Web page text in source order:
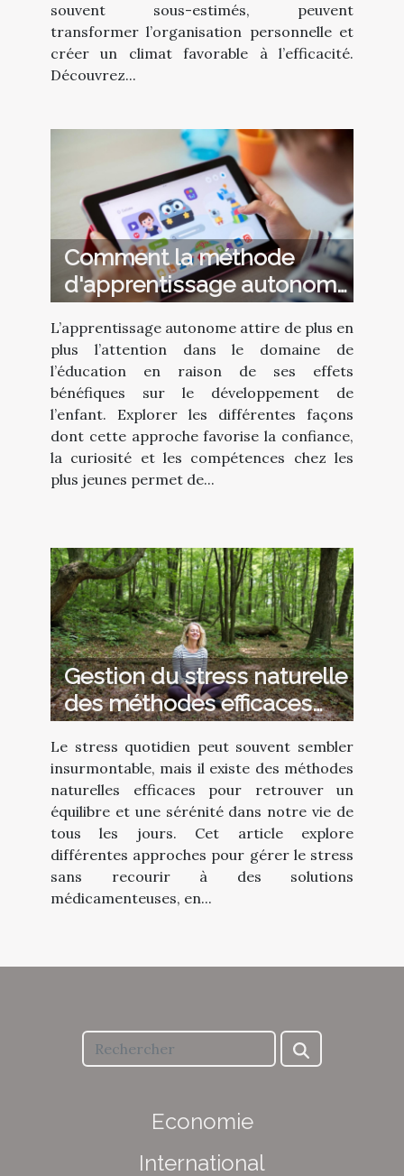
souvent sous-estimés, peuvent
transformer l’organisation personnelle et
créer un climat favorable à l’efficacité.
Découvrez...
Comment la méthode
d'apprentissage autonome
favorise-t-elle le
développement de l'enfant
?
L’apprentissage autonome attire de plus en
plus l’attention dans le domaine de
l’éducation en raison de ses effets
bénéfiques sur le développement de
l’enfant. Explorer les différentes façons
dont cette approche favorise la confiance,
la curiosité et les compétences chez les
plus jeunes permet de...
Gestion du stress naturelle
des méthodes efficaces
pour un quotidien apaisé
Le stress quotidien peut souvent sembler
insurmontable, mais il existe des méthodes
naturelles efficaces pour retrouver un
équilibre et une sérénité dans notre vie de
tous les jours. Cet article explore
différentes approches pour gérer le stress
sans recourir à des solutions
médicamenteuses, en...
Economie
International